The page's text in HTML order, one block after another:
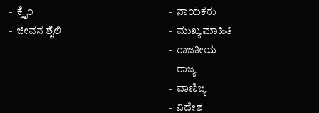
ಕ್ರೈಂ
ಜೀವನ ಶೈಲಿ
ನಾಯಕರು
ಮುಖ್ಯ ಮಾಹಿತಿ
ರಾಜಕೀಯ
ರಾಜ್ಯ
ವಾಣಿಜ್ಯ
ವಿದೇಶ